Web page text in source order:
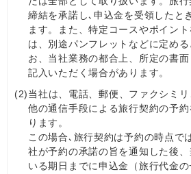
締結を承諾し､申込金を受領したと
ます。また、特定コースやポイン
は、別途パンフレットなどに定め
お、当社業務の都合上、所定の書
記入いただく場合があります。
(2)当社は、電話、郵便、ファクシミ
他の通信手段による旅行契約の予
ります。
この場合､旅行契約は予約の時点で
社が予約の承諾の旨を通知した後
いる期日までに申込金（旅行代金